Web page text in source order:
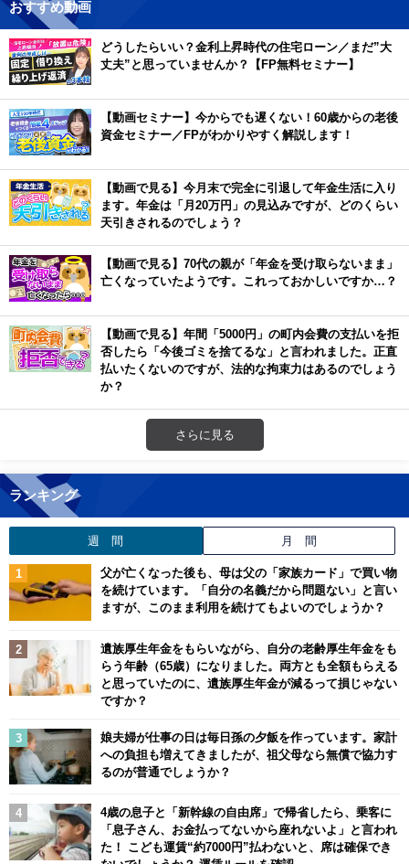
おすすめ動画
どうしたらいい？金利上昇時代の住宅ローン／まだ”大
丈夫”と思っていませんか？【FP無料セミナー】
【動画セミナー】今からでも遅くない！60歳からの老後
資金セミナー／FPがわかりやすく解説します！
【動画で見る】今月末で完全に引退して年金生活に入り
ます。年金は「月20万円」の見込みですが、どのくらい
天引きされるのでしょう？
【動画で見る】70代の親が「年金を受け取らないまま」
亡くなっていたようです。これっておかしいですか…？
【動画で見る】年間「5000円」の町内会費の支払いを拒
否したら「今後ゴミを捨てるな」と言われました。正直
払いたくないのですが、法的な拘束力はあるのでしょう
か？
さらに見る
ランキング
週 間 月 間
父が亡くなった後も、母は父の「家族カード」で買い物
を続けています。「自分の名義だから問題ない」と言い
ますが、このまま利用を続けてもよいのでしょうか？
遺族厚生年金をもらいながら、自分の老齢厚生年金をも
らう年齢（65歳）になりました。両方とも全額もらえる
と思っていたのに、遺族厚生年金が減るって損じゃない
ですか？
娘夫婦が仕事の日は毎日孫の夕飯を作っています。家計
への負担も増えてきましたが、祖父母なら無償で協力す
るのが普通でしょうか？
4歳の息子と「新幹線の自由席」で帰省したら、乗客に
「息子さん、お金払ってないから座れないよ」と言われ
た！ こども運賃“約7000円”払わないと、席は確保でき